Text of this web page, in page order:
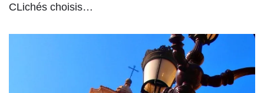
CLichés choisis…